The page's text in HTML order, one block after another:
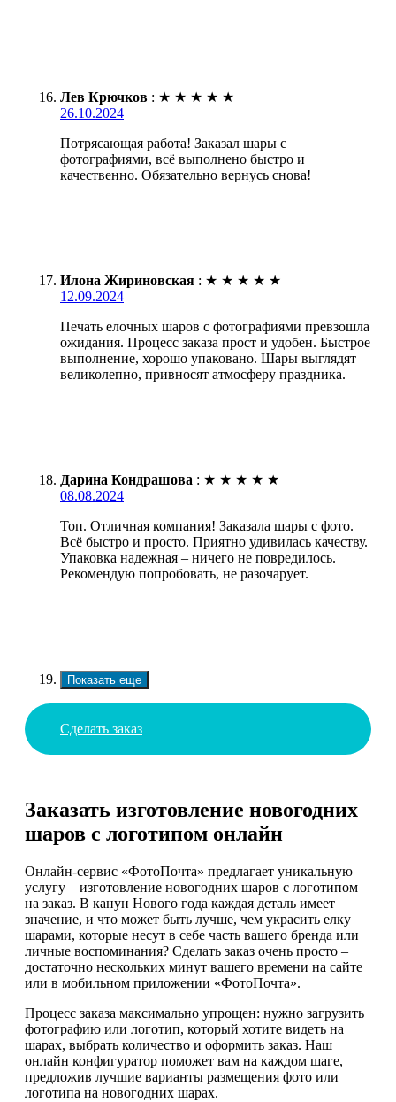
Лев Крючков : ★ ★ ★ ★ ★
26.10.2024
Потрясающая работа! Заказал шары с
фотографиями, всё выполнено быстро и
качественно. Обязательно вернусь снова!
Илона Жириновская : ★ ★ ★ ★ ★
12.09.2024
Печать елочных шаров с фотографиями превзошла
ожидания. Процесс заказа прост и удобен. Быстрое
выполнение, хорошо упаковано. Шары выглядят
великолепно, привносят атмосферу праздника.
Дарина Кондрашова : ★ ★ ★ ★ ★
08.08.2024
Топ. Отличная компания! Заказала шары с фото.
Всё быстро и просто. Приятно удивилась качеству.
Упаковка надежная – ничего не повредилось.
Рекомендую попробовать, не разочарует.
Показать еще
Сделать заказ
Заказать изготовление новогодних
шаров с логотипом онлайн
Онлайн-сервис «ФотоПочта» предлагает уникальную
услугу – изготовление новогодних шаров с логотипом
на заказ. В канун Нового года каждая деталь имеет
значение, и что может быть лучше, чем украсить елку
шарами, которые несут в себе часть вашего бренда или
личные воспоминания? Сделать заказ очень просто –
достаточно нескольких минут вашего времени на сайте
или в мобильном приложении «ФотоПочта».
Процесс заказа максимально упрощен: нужно загрузить
фотографию или логотип, который хотите видеть на
шарах, выбрать количество и оформить заказ. Наш
онлайн конфигуратор поможет вам на каждом шаге,
предложив лучшие варианты размещения фото или
логотипа на новогодних шарах.